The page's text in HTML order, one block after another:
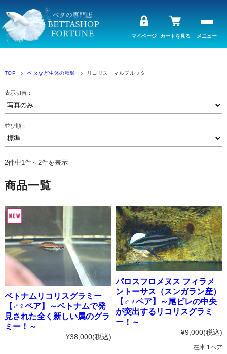
メニュー
カートを見る
マイページ
TOP ベタなど生体の種類 リコリス・マルプルッタ
表示切替：
並び順：
2件中1件～2件を表示
商品一覧
ベトナムリコリスグラミー
【♂♀ペア】～ベトナムで発
見された全く新しい属のグラ
ミー！～
¥38,000(税込)
パロスフロメヌス フィラメ
ントーサス（スンガラン産）
【♂♀ペア】～尾ビレの中央
が突出するリコリスグラミ
ー！～
¥9,000(税込)
在庫 1ペア